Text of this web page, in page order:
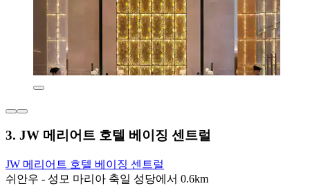
3. JW 메리어트 호텔 베이징 센트럴
JW 메리어트 호텔 베이징 센트럴
쉬안우 - 성모 마리아 축일 성당에서 0.6km